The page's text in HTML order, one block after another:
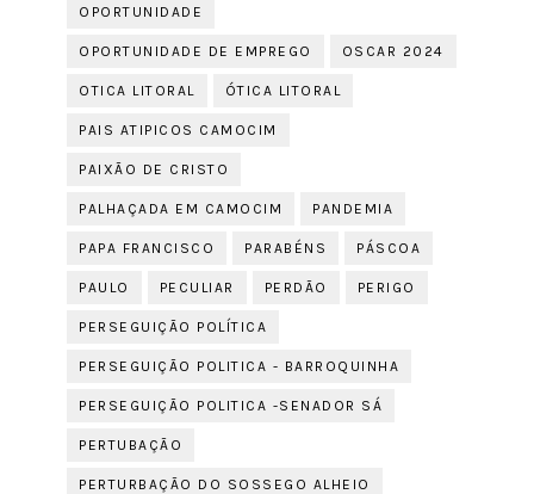
OPORTUNIDADE
OPORTUNIDADE DE EMPREGO OSCAR 2024
OTICA LITORAL ÓTICA LITORAL
PAIS ATIPICOS CAMOCIM
PAIXÃO DE CRISTO
PALHAÇADA EM CAMOCIM PANDEMIA
PAPA FRANCISCO PARABÉNS PÁSCOA
PAULO PECULIAR PERDÃO PERIGO
PERSEGUIÇÃO POLÍTICA
PERSEGUIÇÃO POLITICA - BARROQUINHA
PERSEGUIÇÃO POLITICA -SENADOR SÁ
PERTUBAÇÃO
PERTURBAÇÃO DO SOSSEGO ALHEIO